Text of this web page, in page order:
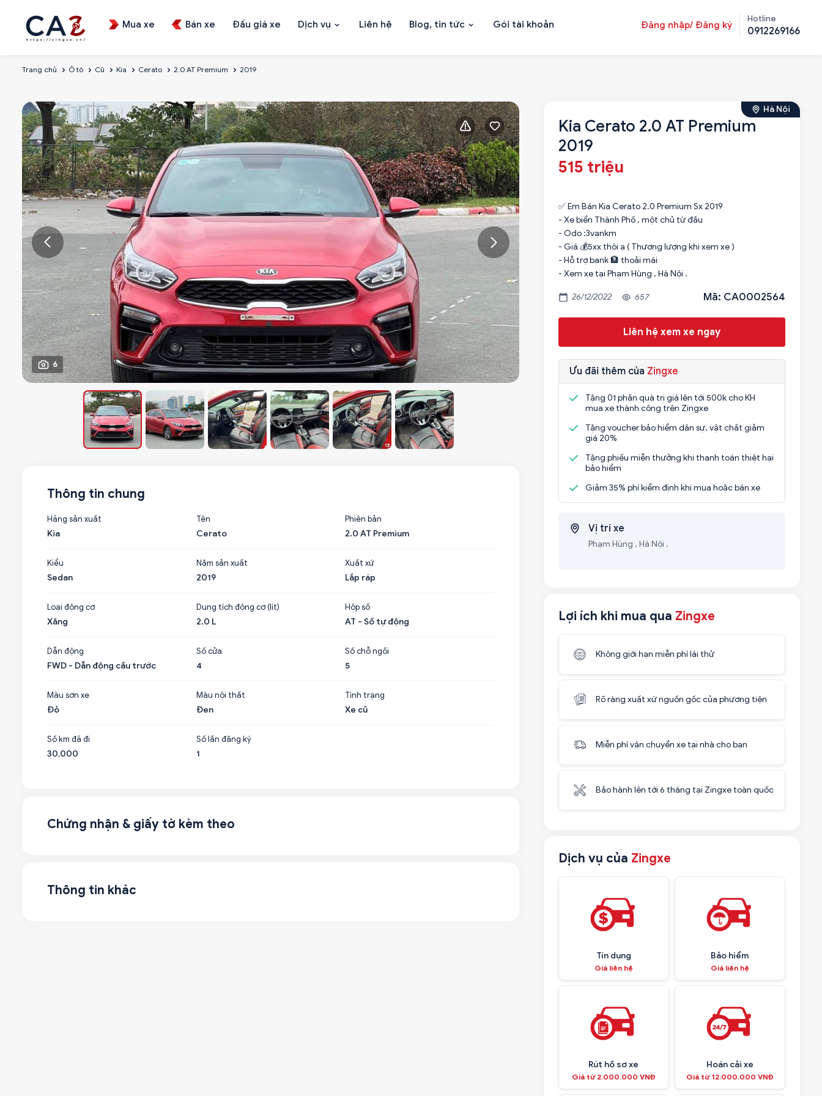
Mua xe Bán xe Đấu giá xe Dịch vụ Liên hệ Blog, tin tức Gói tài khoản Đăng nhập/ Đăng ký
Hotline
0912269166
Trang chủ Ô tô Cũ Kia Cerato 2.0 AT Premium 2019
6
Hà Nội
Kia Cerato 2.0 AT Premium
2019
515 triệu
✅ Em Bán Kia Cerato 2.0 Premium Sx 2019
- Xe biển Thành Phố , một chủ từ đầu
- Odo :3vạnkm
- Giá 💰5xx thôi ạ ( Thương lượng khi xem xe )
- Hỗ trợ bank 🏦 thoải mái
- Xem xe tại Phạm Hùng , Hà Nội .
26/12/2022 657 Mã: CA0002564
Liên hệ xem xe ngay
Ưu đãi thêm của Zingxe
Tặng 01 phần quà trị giá lên tới 500k cho KH
mua xe thành công trên Zingxe
Tặng voucher bảo hiểm dân sự, vật chất giảm
giá 20%
Tặng phiếu miễn thưởng khi thanh toán thiệt hại
bảo hiểm
Giảm 35% phí kiểm định khi mua hoặc bán xe
Vị trí xe
Phạm Hùng , Hà Nội .
Lợi ích khi mua qua Zingxe
Không giới hạn miễn phí lái thử
Rõ ràng xuất xứ nguồn gốc của phương tiện
Miễn phí vận chuyển xe tại nhà cho bạn
Bảo hành lên tới 6 tháng tại Zingxe toàn quốc
Dịch vụ của Zingxe
Tín dụng
Giá liên hệ
Bảo hiểm
Giá liên hệ
Rút hồ sơ xe
Giá từ 2.000.000 VNĐ
Hoán cải xe
Giá từ 12.000.000 VNĐ
Thông tin chung
Hãng sản xuất
Kia
Tên
Cerato
Phiên bản
2.0 AT Premium
Kiểu
Sedan
Năm sản xuất
2019
Xuất xứ
Lắp ráp
Loại động cơ
Xăng
Dung tích động cơ (lít)
2.0 L
Hộp số
AT - Số tự động
Dẫn động
FWD - Dẫn động cầu trước
Số cửa
4
Số chỗ ngồi
5
Màu sơn xe
Đỏ
Màu nội thất
Đen
Tình trạng
Xe cũ
Số km đã đi
30,000
Số lần đăng ký
1
Chứng nhận & giấy tờ kèm theo
Thông tin khác